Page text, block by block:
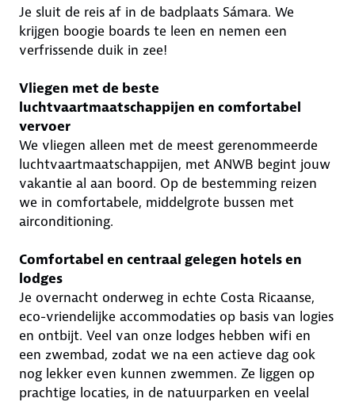
Je sluit de reis af in de badplaats Sámara. We
krijgen boogie boards te leen en nemen een
verfrissende duik in zee!
Vliegen met de beste
luchtvaartmaatschappijen en comfortabel
vervoer
We vliegen alleen met de meest gerenommeerde
luchtvaartmaatschappijen, met ANWB begint jouw
vakantie al aan boord. Op de bestemming reizen
we in comfortabele, middelgrote bussen met
airconditioning.
Comfortabel en centraal gelegen hotels en
lodges
Je overnacht onderweg in echte Costa Ricaanse,
eco-vriendelijke accommodaties op basis van logies
en ontbijt. Veel van onze lodges hebben wifi en
een zwembad, zodat we na een actieve dag ook
nog lekker even kunnen zwemmen. Ze liggen op
prachtige locaties, in de natuurparken en veelal